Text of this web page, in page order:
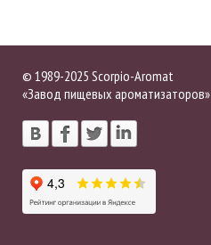
© 1989-2025 Scorpio-Aromat
«Завод пищевых ароматизаторов»